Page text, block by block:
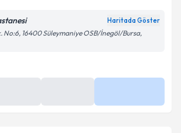
Haritada Göster
No:6, 16400 Süleymaniye OSB/İnegöl/Bursa,